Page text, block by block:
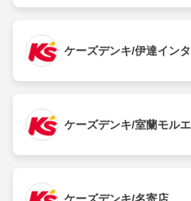
ケーズデンキ/伊達イン
ケーズデンキ/室蘭モル